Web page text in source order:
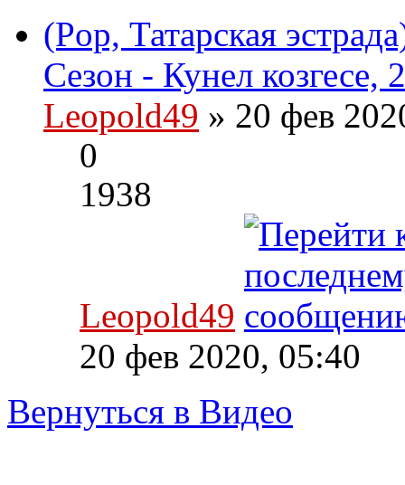
(Pop, Татарская
Сезон - Кунел козгесе,
Leopold49 » 20 фев
0
1938
Leopold49
20 фев 2020, 05:40
Вернуться в Видео